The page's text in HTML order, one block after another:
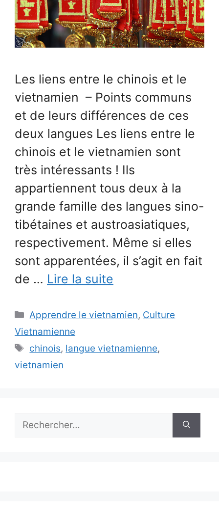
Les liens entre le chinois et le
vietnamien – Points communs
et de leurs différences de ces
deux langues Les liens entre le
chinois et le vietnamien sont
très intéressants ! Ils
appartiennent tous deux à la
grande famille des langues sino-
tibétaines et austroasiatiques,
respectivement. Même si elles
sont apparentées, il s’agit en fait
de … Lire la suite
Catégories
Apprendre le vietnamien, Culture
Vietnamienne
Étiquettes
chinois, langue vietnamienne,
vietnamien
Rechercher :